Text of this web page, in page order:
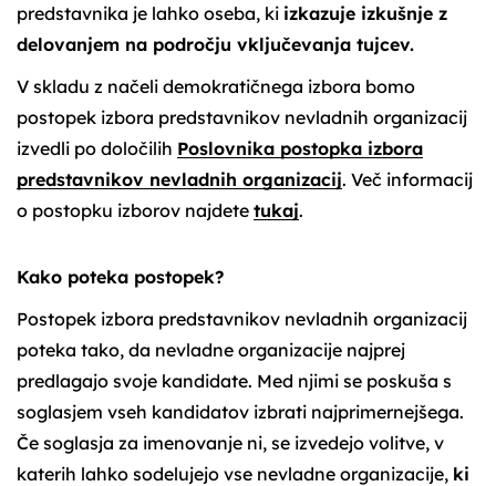
predstavnika je lahko oseba, ki izkazuje izkušnje z
delovanjem na področju vključevanja tujcev.
V skladu z načeli demokratičnega izbora bomo
postopek izbora predstavnikov nevladnih organizacij
izvedli po določilih Poslovnika postopka izbora
predstavnikov nevladnih organizacij. Več informacij
o postopku izborov najdete tukaj.
Kako poteka postopek?
Postopek izbora predstavnikov nevladnih organizacij
poteka tako, da nevladne organizacije najprej
predlagajo svoje kandidate. Med njimi se poskuša s
soglasjem vseh kandidatov izbrati najprimernejšega.
Če soglasja za imenovanje ni, se izvedejo volitve, v
katerih lahko sodelujejo vse nevladne organizacije, ki